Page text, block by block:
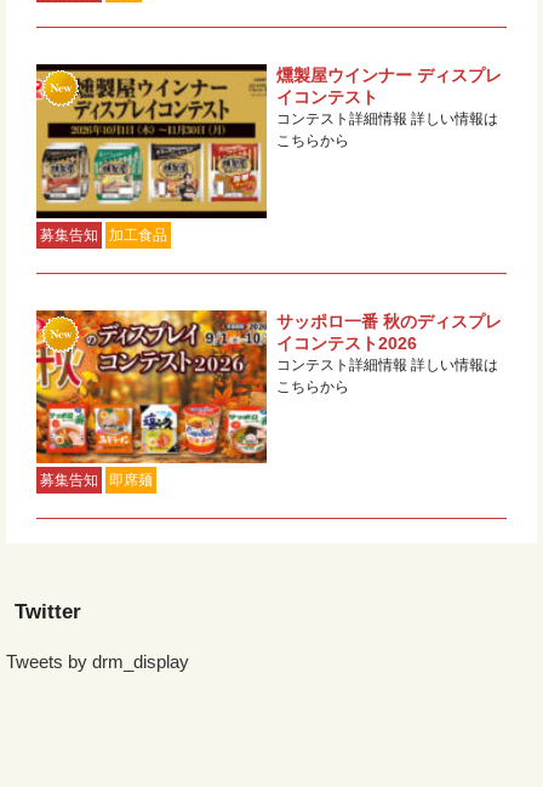
募集告知 加工食品
燻製屋ウインナー ディスプレ
イコンテスト
コンテスト詳細情報 詳しい情報は
こちらから
募集告知 即席麺
サッポロ一番 秋のディスプレ
イコンテスト2026
コンテスト詳細情報 詳しい情報は
こちらから
Twitter
Tweets by drm_display